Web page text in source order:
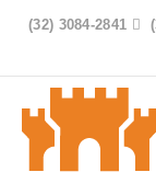
(32) 3084-2841 